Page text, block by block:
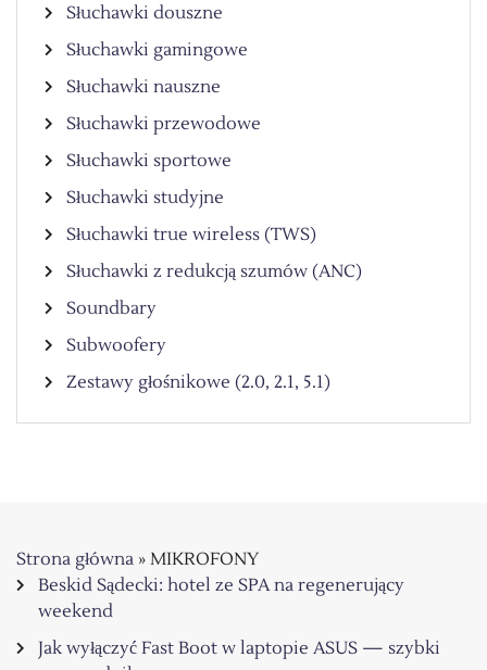
Słuchawki douszne
Słuchawki gamingowe
Słuchawki nauszne
Słuchawki przewodowe
Słuchawki sportowe
Słuchawki studyjne
Słuchawki true wireless (TWS)
Słuchawki z redukcją szumów (ANC)
Soundbary
Subwoofery
Zestawy głośnikowe (2.0, 2.1, 5.1)
Strona główna » MIKROFONY
Beskid Sądecki: hotel ze SPA na regenerujący
weekend
Jak wyłączyć Fast Boot w laptopie ASUS — szybki